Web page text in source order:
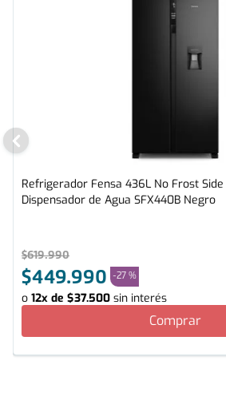
Refrigerador Fensa 436L No Frost
Dispensador de Agua SFX440B Negro
$619.990
$449.990 -27 %
o 12x de $37.500 sin interés
Comprar